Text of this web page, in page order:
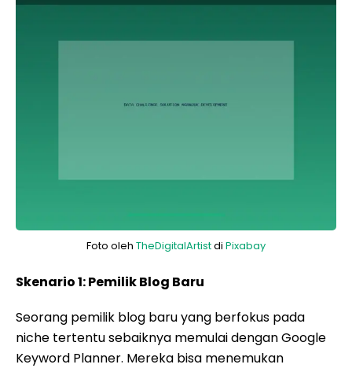
Foto oleh TheDigitalArtistdi Pixabay
Skenario 1: Pemilik Blog Baru
Seorang pemilik blog baru yang berfokus pada
niche tertentu sebaiknya memulai dengan Google
Keyword Planner. Mereka bisa menemukan